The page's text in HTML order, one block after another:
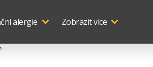
alergie Zobrazit více